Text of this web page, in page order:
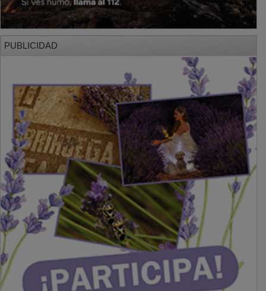
PUBLICIDAD